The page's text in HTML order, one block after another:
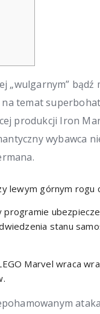
„wulgarnym” bądź
temat
produkcji Iron
wybawca
lewym górnym rogu
programie
stanu
Marvel wraca